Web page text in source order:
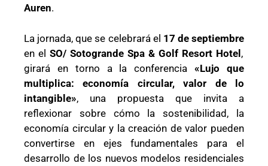
Auren.
La jornada, que se celebrará el 17 de septiembre
en el SO/ Sotogrande Spa & Golf Resort Hotel,
girará en torno a la conferencia«Lujo que
multiplica: economía circular, valor de lo
intangible», una propuesta que invita a
reflexionar sobre cómo la sostenibilidad, la
economía circular y la creación de valor pueden
convertirse en ejes fundamentales para el
desarrollo de los nuevos modelos residenciales